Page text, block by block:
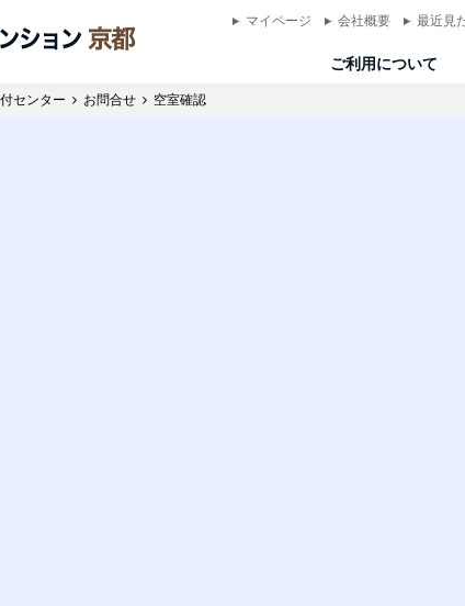
マイページ 会社概要 最近見
ご利用について
センター お問合せ 空室確認